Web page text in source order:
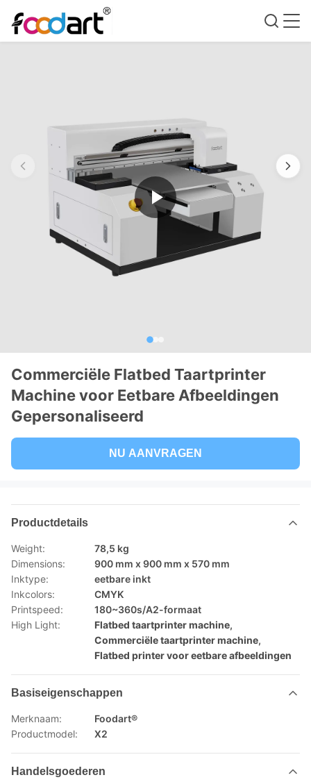
Commerciële Flatbed Taartprinter
Machine voor Eetbare Afbeeldingen
Gepersonaliseerd
NU AANVRAGEN
Productdetails
Weight:
78,5 kg
Dimensions:
900 mm x 900 mm x 570 mm
Inktype:
eetbare inkt
Inkcolors:
CMYK
Printspeed:
180~360s/A2-formaat
High Light:
Flatbed taartprinter machine,
Commerciële taartprinter machine,
Flatbed printer voor eetbare afbeeldingen
Basiseigenschappen
Merknaam:
Foodart®
Productmodel:
X2
Handelsgoederen